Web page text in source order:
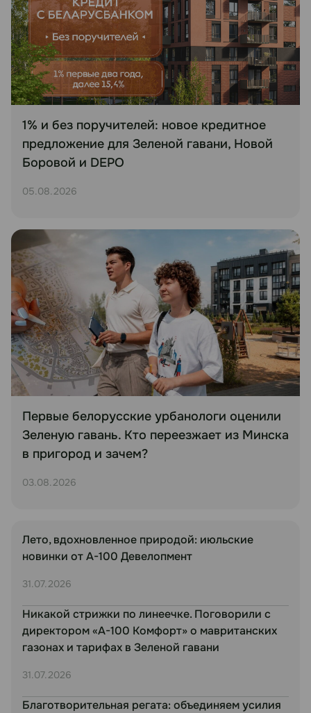
1% и без поручителей: новое кредитное
предложение для Зеленой гавани, Новой
Боровой и DEPO
05.08.2026
Первые белорусские урбанологи оценили
Зеленую гавань. Кто переезжает из Минска
в пригород и зачем?
03.08.2026
Лето, вдохновленное природой: июльские
новинки от А-100 Девелопмент
31.07.2026
Никакой стрижки по линеечке. Поговорили с
директором «А-100 Комфорт» о мавританских
газонах и тарифах в Зеленой гавани
31.07.2026
Благотворительная регата: объединяем усилия